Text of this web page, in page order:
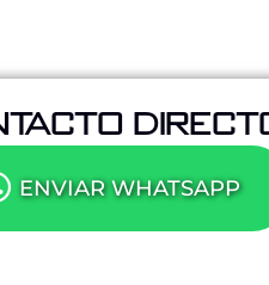
ENVIAR WHATSAPP